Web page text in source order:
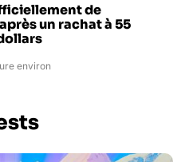
de
un rachat à 55
environ